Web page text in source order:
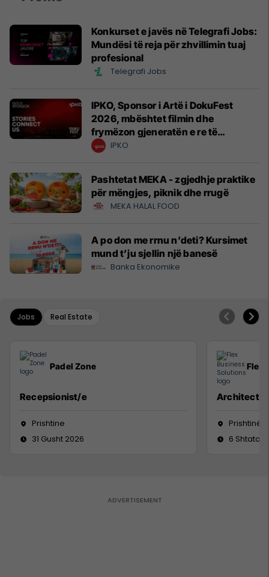
Konkurset e javës në Telegrafi Jobs:
Mundësi të reja për zhvillimin tuaj
profesional
Telegrafi Jobs
IPKO, Sponsor i Artë i DokuFest
2026, mbështet filmin dhe
frymëzon gjeneratën e re të
krijuesve
IPKO
Pashtetat MEKA - zgjedhje praktike
për mëngjes, piknik dhe rrugë
MEKA HALAL FOOD
A po don me rrnu n’deti? Kursimet
mund t’ju sjellin një banesë
Banka Ekonomike
Jobs Real Estate
Padel Zone
Recepsionist/e
Prishtine
31 Gusht 2026
Flex
Architect
Prishtinë
6 Shtator